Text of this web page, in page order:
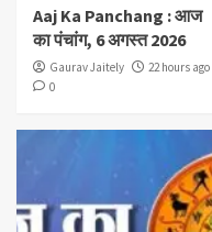
Aaj Ka Panchang : आज
का पंचांग, 6 अगस्त 2026
Gaurav Jaitely
22 hours ago
0